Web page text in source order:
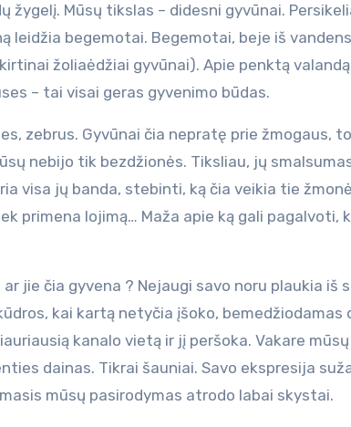
Mūsų tikslas – didesni gyvūnai.
leidžia begemotai. Begemotai, beje iš
žoliaėdžiai gyvūnai). Apie penktą
– tai visai geras gyvenimo būdas.
zebrus. Gyvūnai čia nepratę prie žmogaus,
nebijo tik bezdžionės. Tiksliau, jų
visa jų banda, stebinti, ką čia veikia tie
primena lojimą… Maža apie ką gali pagalvoti,
jie čia gyvena ? Nejaugi savo noru plaukia iš
kai kartą netyčia įšoko, bemedžiodamas
kanalo vietą ir jį peršoka. Vakare
dainas. Tikrai šauniai. Savo ekspresija
mūsų pasirodymas atrodo labai skystai.